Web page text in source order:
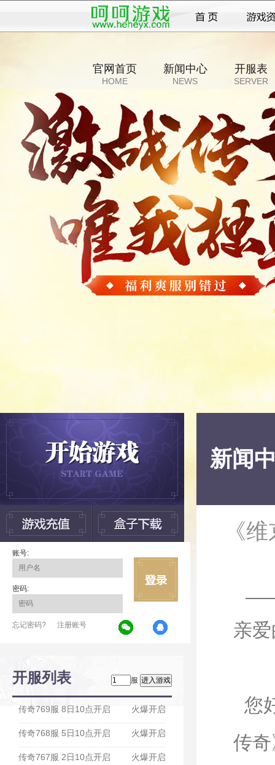
官网首页
HOME
新闻中心
NEWS
开服表
SERVER
账号:
密码:
忘记密码? 注册账号
开服列表 服
火爆开启
传奇769服 8日10点开启
火爆开启
传奇768服 5日10点开启
火爆开启
传奇767服 2日10点开启
新闻
《
亲
您
传